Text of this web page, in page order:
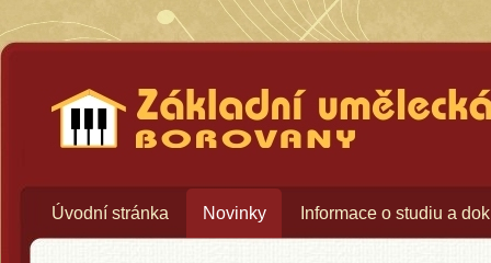
Základní umělecká škola
Úvodní stránka Novinky Informace o studiu a